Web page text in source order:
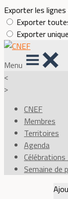
Exporter les
Exporter
Exporter
Menu
<
>
CNEF
Membres
Territoires
Agenda
Semaine de